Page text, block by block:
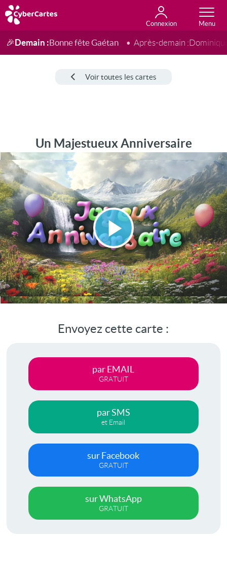
Connexion
Anniversaire
Fête du jour
Amour
Amitié
Merci
Toutes les cartes
🎉Demain :Bonne fête Gaétan Après-demain :
Voir toutes les cartes
Un Majestueux Anniversaire
Lire
la
vidéo
Envoyez cette carte :
par EMAIL
GRATUIT
par SMS
et Email
sur Facebook
GRATUIT
sur WhatsApp
GRATUIT